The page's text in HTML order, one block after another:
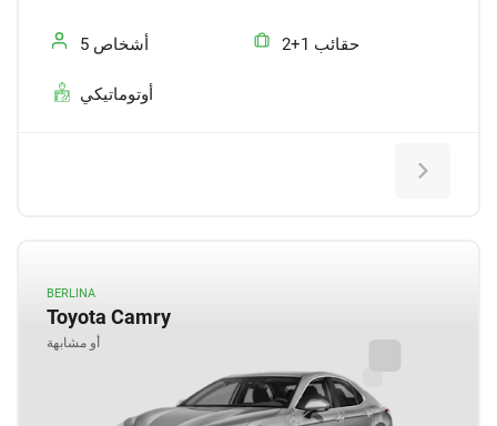
5 أشخاص 2+1 حقائب
أوتوماتيكي
BERLINA
Toyota Camry
أو مشابهة